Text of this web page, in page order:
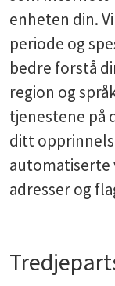
enheten din.
periode og
bedre forstå
region og
tjenestene på
ditt
automatiserte
adresser og